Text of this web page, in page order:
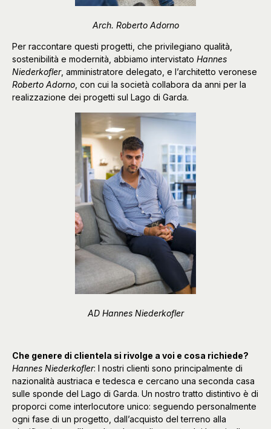
Arch. Roberto Adorno
Per raccontare questi progetti, che privilegiano qualità,
sostenibilità e modernità, abbiamo intervistato Hannes
Niederkofler, amministratore delegato, e l’architetto veronese
Roberto Adorno , con cui la società collabora da anni per la
realizzazione dei progetti sul Lago di Garda.
AD Hannes Niederkofler
Che genere di clientela si rivolge a voi e cosa richiede?
Hannes Niederkofler: I nostri clienti sono principalmente di
nazionalità austriaca e tedesca e cercano una seconda casa
sulle sponde del Lago di Garda. Un nostro tratto distintivo è di
proporci come interlocutore unico: seguendo personalmente
ogni fase di un progetto, dall’acquisto del terreno alla